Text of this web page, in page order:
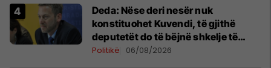
Deda: Nëse deri nesër nuk
konstituohet Kuvendi, të gjithë
deputetët do të bëjnë shkelje të
rëndë kushtetuese
Politikë 06/08/2026